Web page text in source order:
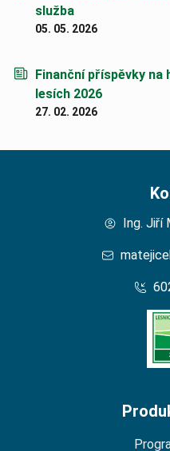
služba
05. 05. 2026
Finanční příspěvky na
lesích 2026
27. 02. 2026
Ing. Jiří